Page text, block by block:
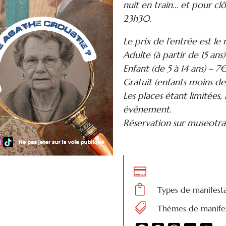
nuit en train… et pour
23h30.
Le prix de l’entrée est le
Adulte (à partir de 15
Enfant (de 5 à 14 ans) – 7€
Gratuit (enfants moins
Les places étant
événement.
Réservation sur


Types de
 Thèmes de